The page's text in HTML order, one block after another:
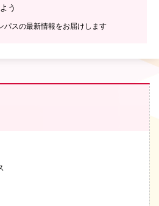
う
パスの最新情報をお届けします